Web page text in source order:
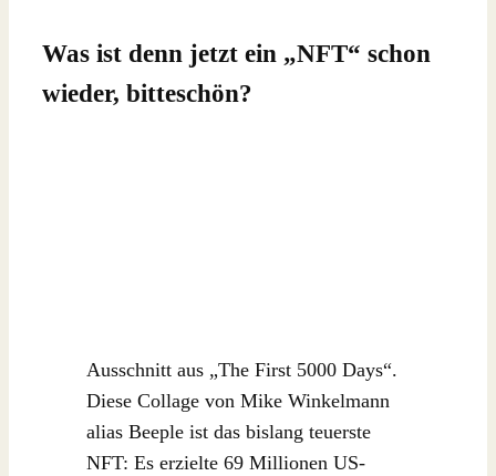
Was ist denn jetzt ein „NFT“ schon
wieder, bitteschön?
Ausschnitt aus „The First 5000 Days“.
Diese Collage von Mike Winkelmann
alias Beeple ist das bislang teuerste
NFT: Es erzielte 69 Millionen US-